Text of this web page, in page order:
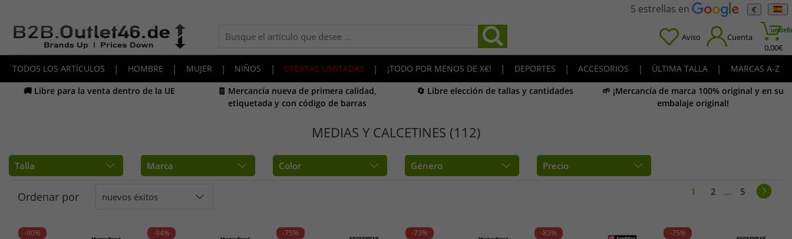
5 estrellas en €
Aviso Cuenta
0,00€
TODOS LOS ARTÍCULOS | HOMBRE | MUJER | NIÑOS | OFERTAS LIMITADAS | ¡TODO POR MENOS DE X€! | DEPORTES | ACCESORIOS | ÚLTIMA TALLA |
MARCAS A-Z
🚚 Libre para la venta dentro de la UE
🧾 Mercancía nueva de primera calidad,
etiquetada y con código de barras
🔄 Libre elección de tallas y cantidades
🌱 ¡Mercancía de marca 100% original y en su
embalaje original!
MEDIAS Y CALCETINES (112)
Talla Marca Color Género Precio
Ordenar por nuevos éxitos 1 2 ... 5
-90% -94% -75% -73% -83% -75%